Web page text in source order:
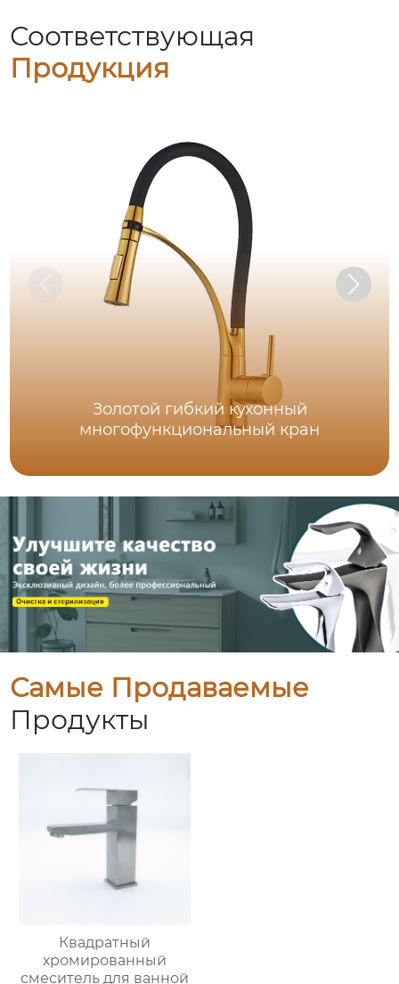
Соответствующая
Продукция
Золотой гибкий кухонный
многофункциональный кран
Самые Продаваемые
Продукты
Квадратный
хромированный
смеситель для ванной